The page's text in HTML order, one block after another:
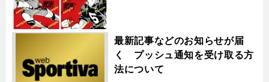
最新記事などのお知らせが届
く プッシュ通知を受け取る方
法について